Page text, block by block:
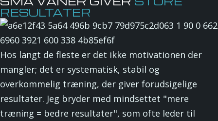
RESULTATER
Hos langt de fleste er det ikke motivationen der
mangler; det er systematisk, stabil og
overkommelig træning, der giver forudsigelige
resultater. Jeg bryder med mindsettet "mere
træning = bedre resultater", som ofte leder til